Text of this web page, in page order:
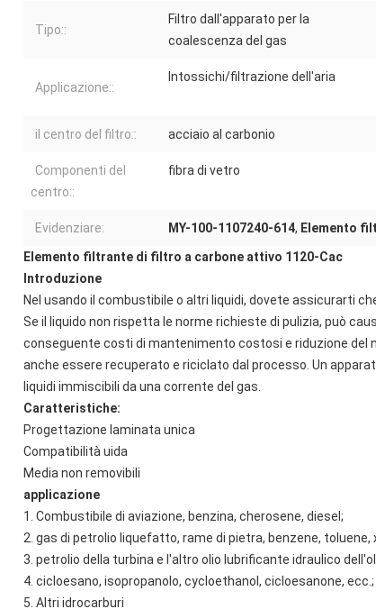
Tipo::
Filtro dall'apparato per la
coalescenza del gas
Applicazione::
Intossichi/filtrazione dell'aria
il centro del filtro:: acciaio al carbonio
Componenti del
centro::
fibra di vetro
Evidenziare: MY-100-1107240-614, Elemento
Elemento filtrante di filtro a carbone attivo 1120-Cac
Introduzione
Nel usando il combustibile o altri liquidi, dovete assicurarti
Se il liquido non rispetta le norme richieste di pulizia, può
conseguente costi di mantenimento costosi e riduzione del
anche essere recuperato e riciclato dal processo. Un
liquidi immiscibili da una corrente del gas.
Caratteristiche:
Progettazione laminata unica
Compatibilità uida
Media non removibili
applicazione
1. Combustibile di aviazione, benzina, cherosene, diesel;
2. gas di petrolio liquefatto, rame di pietra, benzene, toluene,
3. petrolio della turbina e l'altro olio lubrificante idraulico
4. cicloesano, isopropanolo, cycloethanol, cicloesanone, ecc.;
5. Altri idrocarburi